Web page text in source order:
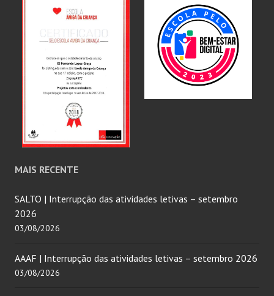
MAIS RECENTE
SALTO | Interrupção das atividades letivas – setembro
2026
03/08/2026
AAAF | Interrupção das atividades letivas – setembro 2026
03/08/2026